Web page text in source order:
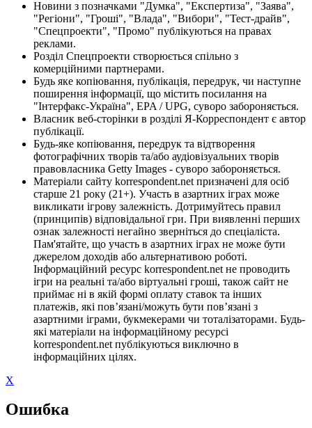
Новини з позначками "Думка", "Експертиза", "Заява",
"Регіони", "Гроші", "Влада", "Вибори", "Тест-драйв",
"Спецпроекти", "Промо" публікуються на правах
реклами.
Розділ Спецпроекти створюється спільно з
комерційними партнерами.
Будь яке копіювання, публікація, передрук, чи наступне
поширення інформації, що містить посилання на
"Інтерфакс-Україна", EPA / UPG, суворо забороняється.
Власник веб-сторінки в розділі Я-Корреспондент є автор
публікації.
Будь-яке копіювання, передрук та відтворення
фотографічних творів та/або аудіовізуальних творів
правовласника Getty Images - суворо забороняється.
Матеріали сайту korrespondent.net призначені для осіб
старше 21 року (21+). Участь в азартних іграх може
викликати ігрову залежність. Дотримуйтесь правил
(принципів) відповідальної гри. При виявленні перших
ознак залежності негайно зверніться до спеціаліста.
Пам'ятайте, що участь в азартних іграх не може бути
джерелом доходів або альтернативою роботі.
Інформаційний ресурс korrespondent.net не проводить
ігри на реальні та/або віртуальні гроші, також сайт не
приймає ні в якій формі оплату ставок та інших
платежів, які пов’язані/можуть бути пов’язані з
азартними іграми, букмекерами чи тоталізаторами. Будь-
які матеріали на інформаційному ресурсі
korrespondent.net публікуються виключно в
інформаційних цілях.
X
Ошибка